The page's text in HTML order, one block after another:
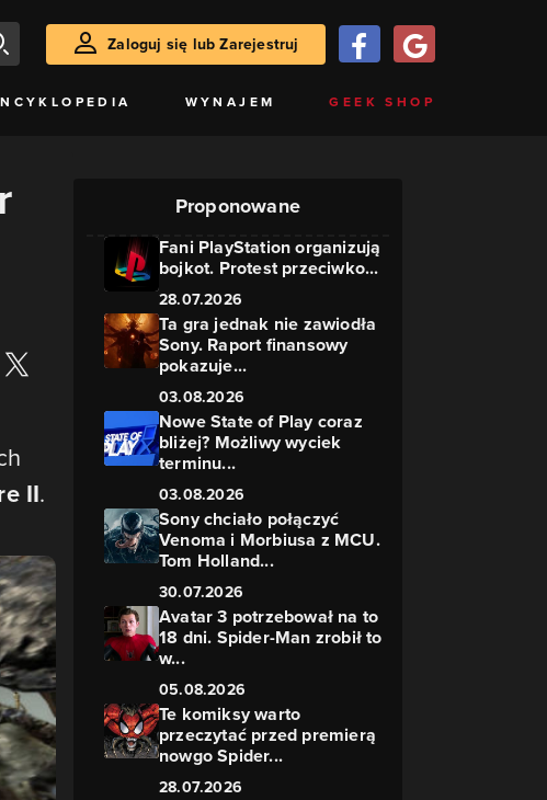
Zaloguj się lub Zarejestruj
WYNAJEM GEEK SHOP
II.
Proponowane
Fani PlayStation organizują
bojkot. Protest przeciwko...
28.07.2026
Ta gra jednak nie zawiodła
Sony. Raport finansowy
pokazuje...
03.08.2026
Nowe State of Play coraz
bliżej? Możliwy wyciek
terminu...
03.08.2026
Sony chciało połączyć
Venoma i Morbiusa z MCU.
Tom Holland...
30.07.2026
Avatar 3 potrzebował na to
18 dni. Spider-Man zrobił to
w...
05.08.2026
Te komiksy warto
przeczytać przed premierą
nowgo Spider...
28.07.2026